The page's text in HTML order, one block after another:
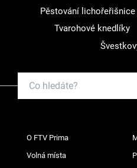
Pěstování lichořeřišnice
Tvarohové knedlíky
O FTV Prima
Volná místa